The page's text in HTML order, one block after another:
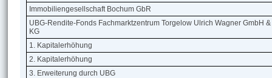
Immobiliengesellschaft Bochum GbR
UBG-Rendite-Fonds Fachmarktzentrum Torgelow Ulrich Wagner GmbH
KG
1. Kapitalerhöhung
2. Kapitalerhöhung
3. Erweiterung durch UBG